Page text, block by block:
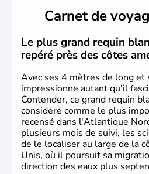
Plusieurs populations se sont
des européens, suite à la
Christophe Colomb en
britanniques proclament la
en 1776 et adoptent leur
La conquête de l'Ouest marque
phase de développement
Carnet de
Le plus grand requin
repéré près des côtes
Avec ses 4 mètres de long et
impressionne autant qu'il
Contender, ce grand requin
considéré comme le plus
recensé dans l'Atlantique
plusieurs mois de suivi, les
de le localiser au large de la
Unis, où il poursuit sa
direction des eaux plus